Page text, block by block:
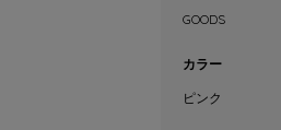
GOODS
カラー
ピンク